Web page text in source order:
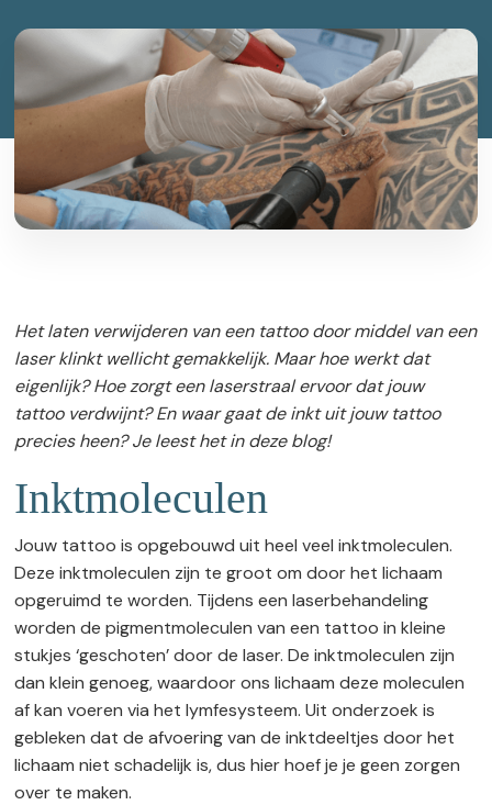
Het laten verwijderen van een tattoo door middel van een
laser klinkt wellicht gemakkelijk. Maar hoe werkt dat
eigenlijk? Hoe zorgt een laserstraal ervoor dat jouw
tattoo verdwijnt? En waar gaat de inkt uit jouw tattoo
precies heen? Je leest het in deze blog!
Inktmoleculen
Jouw tattoo is opgebouwd uit heel veel inktmoleculen.
Deze inktmoleculen zijn te groot om door het lichaam
opgeruimd te worden. Tijdens een laserbehandeling
worden de pigmentmoleculen van een tattoo in kleine
stukjes ‘geschoten’ door de laser. De inktmoleculen zijn
dan klein genoeg, waardoor ons lichaam deze moleculen
af kan voeren via het lymfesysteem. Uit onderzoek is
gebleken dat de afvoering van de inktdeeltjes door het
lichaam niet schadelijk is, dus hier hoef je je geen zorgen
over te maken.